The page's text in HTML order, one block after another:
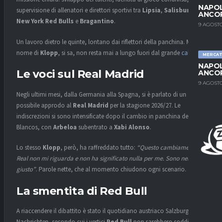
9
9
supervisione di allenatori e direttori sportivi tra Lipsia, Salisburgo
,
New York Red Bulls e Bragantino.
Un lavoro dietro le quinte, lontano dai riflettori della panchina. Ma il
nome di Klopp, si sa, non resta mai a lungo fuori dal grande calcio .
Le voci sul Real Madrid
Negli ultimi mesi, dalla Germania alla Spagna, si è parlato di un
possibile approdo al Real Madrid per la stagione 2026/27. Le
indiscrezioni si sono intensificate dopo il cambio in panchina dei
Blancos, con Arbeloa subentrato a Xabi Alonso.
Lo stesso Klopp, però, ha raffreddato tutto: “Questo cambiamento al
Real non mi riguarda e non ha significato nulla per me. Sono nel posto
giusto”. Parole nette, che al momento chiudono ogni scenario.
La smentita di Red Bull
A riaccendere il dibattito è stato il quotidiano austriaco Salzburger